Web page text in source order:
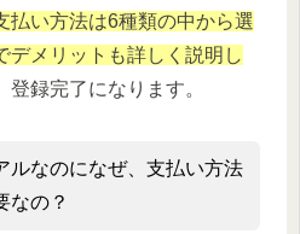
払い方法は6種類の中から選
デメリットも詳しく説明し
登録完了になります。
ルなのになぜ、支払い方法
なの？